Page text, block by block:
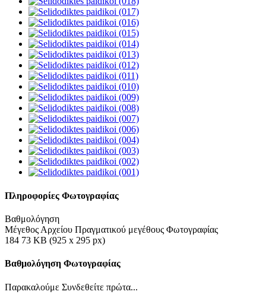
Πληροφορίες Φωτογραφίας
Βαθμολόγηση
Μέγεθος Αρχείου Πραγματικού μεγέθους Φωτογραφίας
184 73 KB (925 x 295 px)
Βαθμολόγηση Φωτογραφίας
Παρακαλούμε Συνδεθείτε πρώτα...